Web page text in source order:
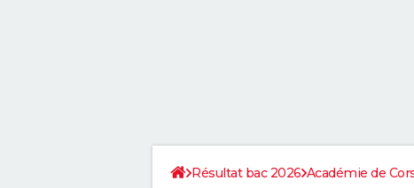
Résultat bac 2026 Académie de